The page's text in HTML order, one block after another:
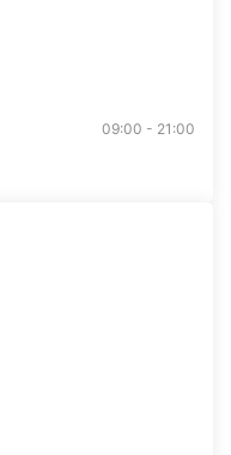
09:00 - 21:00